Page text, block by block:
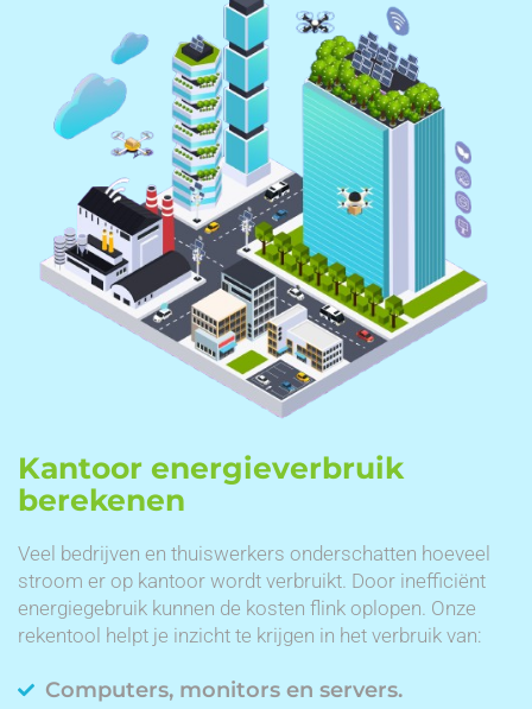
Kantoor energieverbruik
berekenen
Veel bedrijven en thuiswerkers onderschatten hoeveel
stroom er op kantoor wordt verbruikt. Door inefficiënt
energiegebruik kunnen de kosten flink oplopen. Onze
rekentool helpt je inzicht te krijgen in het verbruik van:
Computers, monitors en servers.